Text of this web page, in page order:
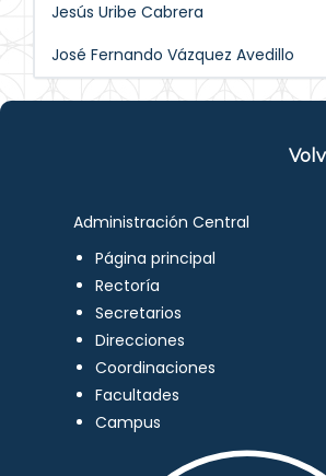
Jesús Uribe Cabrera
José Fernando Vázquez Avedillo
Administración Central
Página principal
Rectoría
Secretarios
Direcciones
Coordinaciones
Facultades
Campus